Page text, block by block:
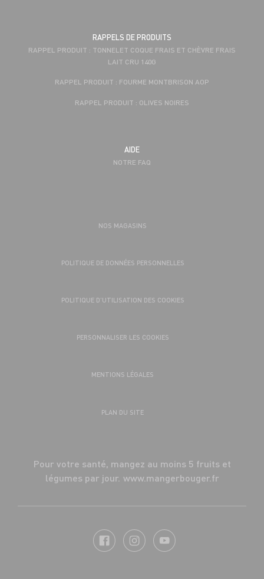
RAPPELS DE PRODUITS
RAPPEL PRODUIT : TONNELET COQUE FRAIS ET CHÈVRE FRAIS
LAIT CRU 140G
RAPPEL PRODUIT : FOURME MONTBRISON AOP
RAPPEL PRODUIT : OLIVES NOIRES
AIDE
NOTRE FAQ
NOS MAGASINS
POLITIQUE DE DONNÉES PERSONNELLES
POLITIQUE D’UTILISATION DES COOKIES
PERSONNALISER LES COOKIES
MENTIONS LÉGALES
PLAN DU SITE
Pour votre santé, mangez au moins 5 fruits et
légumes par jour. www.mangerbouger.fr